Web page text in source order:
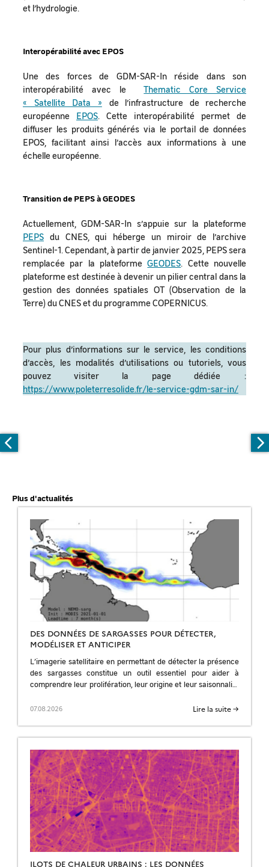
et l’hydrologie.
Interopérabilité avec EPOS
Une des forces de GDM-SAR-In réside dans son
interopérabilité avec leThematic Core Service
« Satellite Data » de l’infrastructure de recherche
européenne EPOS. Cette interopérabilité permet de
diffuser les produits générés via le portail de données
EPOS, facilitant ainsi l’accès aux informations à une
échelle européenne.
Transition de PEPS à GEODES
Actuellement, GDM-SAR-In s’appuie sur la plateforme
PEPS du CNES, qui héberge un miroir de l’archive
Sentinel-1. Cependant, à partir de janvier 2025, PEPS sera
remplacée par la plateformeGEODES. Cette nouvelle
plateforme est destinée à devenir un pilier central dans la
gestion des données spatiales OT (Observation de la
Terre) du CNES et du programme COPERNICUS.
Pour plus d’informations sur le service, les conditions
d’accès, les modalités d’utilisations ou tutoriels, vous
pouvez visiter la page dédiée :
https://www.poleterresolide.fr/le-service-gdm-sar-in/
Plus d'actualités
DES DONNÉES DE SARGASSES POUR DÉTECTER,
MODÉLISER ET ANTICIPER
L’imagerie satellitaire en permettant de détecter la présence
des sargasses constitue un outil essentiel pour aider à
comprendre leur prolifération, leur origine et leur saisonnalité
07.08.2026 Lire la suite →
ILOTS DE CHALEUR URBAINS : LES DONNÉES